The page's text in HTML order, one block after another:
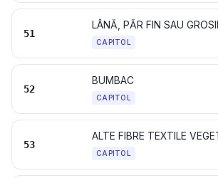
51
CAPITOL
52
BUMBAC
CAPITOL
53
CAPITOL